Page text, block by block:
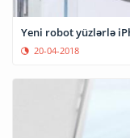
Yeni robot yüzlərlə
20-04-2018